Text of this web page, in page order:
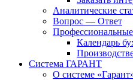
Аналитические
Вопрос — Ответ
Календарь
Система ГАРАНТ
О системе